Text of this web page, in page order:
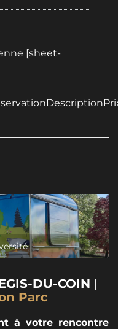
[sheet-
DU-COIN |
Parc
à votre rencontre